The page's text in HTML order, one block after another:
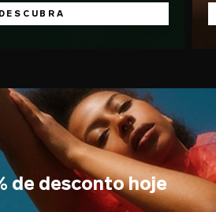
DESCUBRA
de desconto hoje